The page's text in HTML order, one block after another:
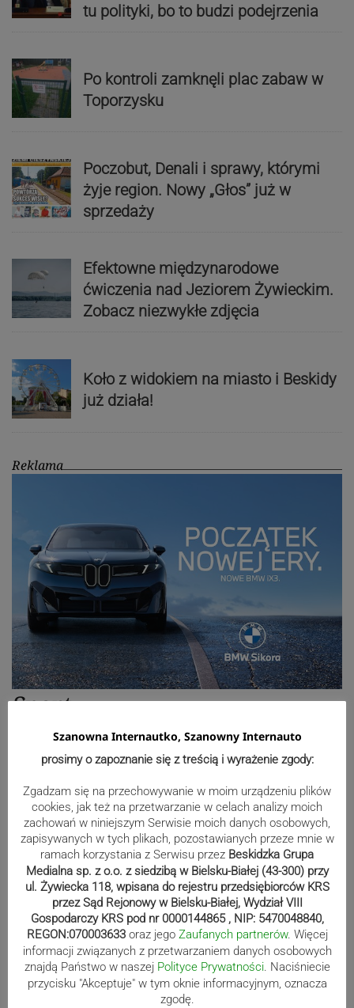
tu polityki, bo to budzi podejrzenia
Po kontroli zamknęli plac zabaw w
Toporzysku
Poczobut, Denali i sprawy, którymi
żyje region. Nowy „Głos” już w
sprzedaży
Efektowne międzynarodowe
ćwiczenia nad Jeziorem Żywieckim.
Zobacz niezwykłe zdjęcia
Koło z widokiem na miasto i Beskidy
już działa!
Reklama
Sport
Mistrzowie świata z MCK Żywiec!
ZDJĘCIA
Bracia Szejowie ruszają po kolejne
punkty. Liderzy mistrzostw
wystartują w Rajdzie Rzeszowskim
80-lecie Soły Kobiernice. Będzie się
działo! SZCZEGÓŁOWY PROGRAM
Szanowna Internautko, Szanowny Internauto
prosimy o zapoznanie się z treścią i wyrażenie zgody:
Zgadzam się na przechowywanie w moim urządzeniu plików
cookies, jak też na przetwarzanie w celach analizy moich
zachowań w niniejszym Serwisie moich danych osobowych,
zapisywanych w tych plikach, pozostawianych przeze mnie w
ramach korzystania z Serwisu przez Beskidzka Grupa
Medialna sp. z o.o. z siedzibą w Bielsku-Białej (43-300) przy
ul. Żywiecka 118, wpisana do rejestru przedsiębiorców KRS
przez Sąd Rejonowy w Bielsku-Białej, Wydział VIII
Gospodarczy KRS pod nr 0000144865 , NIP: 5470048840,
REGON:070003633 oraz jego Zaufanych partnerów. Więcej
informacji związanych z przetwarzaniem danych osobowych
znajdą Państwo w naszej Polityce Prywatności. Naciśniecie
przycisku "Akceptuje" w tym oknie informacyjnym, oznacza
zgodę.